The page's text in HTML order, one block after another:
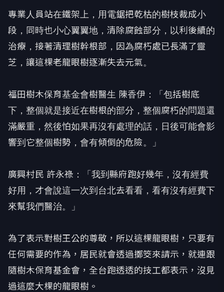
專業人員站在鐵架上，用電鋸把乾枯的樹枝裁成小
段，同時也小心翼翼地，清除腐蝕部分，以利後續的
治療，接著清理樹幹根部，因為腐朽處已長滿了靈
芝，讓這棵老龍眼樹逐漸失去元氣。
福田樹木保育基金會樹醫生 陳香伊：「包括樹底
下，整個就是接近在樹根的部分，整個腐朽的問題還
滿嚴重，然後怕如果再沒有處理的話，日後可能會影
響到它整個樹勢，會有傾倒的危險。」
廣興村民 許永祿：「我到縣府跑好幾年，沒有經費
好用，才會說這一次到台北去看看，看有沒有經費下
來幫我們醫治。」
為了表示對樹王公的尊敬，所以這棵龍眼樹，只要有
任何需要的作為，居民就會透過擲筊來請示，就連跟
隨樹木保育基金會，全台跑透透的技工都表示，沒見
過這麼大棵的龍眼樹。